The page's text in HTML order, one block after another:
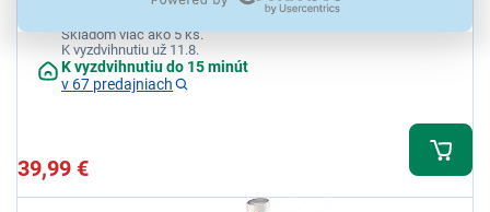
Skladom viac ako 5 ks.
K vyzdvihnutiu už 11.8.
K vyzdvihnutiu do 15 minút
v 67 predajniach
39,99 €